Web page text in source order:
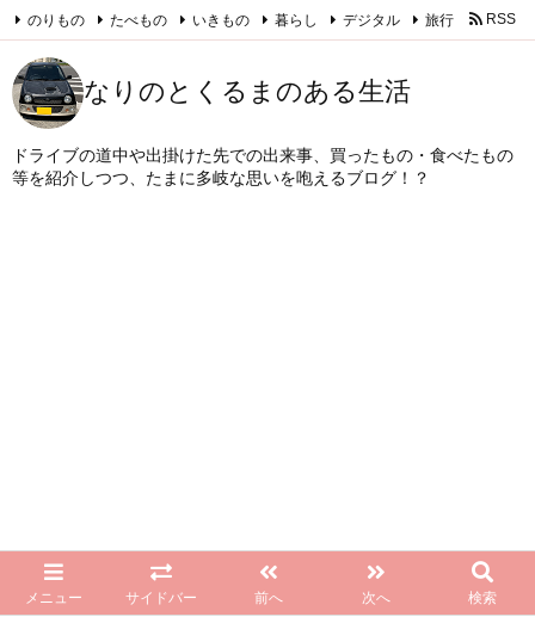
なりのとくるまのある生活
ドライブの道中や出掛けた先での出来事、買ったもの・食べたもの
等を紹介しつつ、たまに多岐な思いを咆えるブログ！？
メニュー サイドバー 前へ 次へ 検索
のりもの たべもの いきもの 暮らし デジタル 旅行 RSS
Feedly